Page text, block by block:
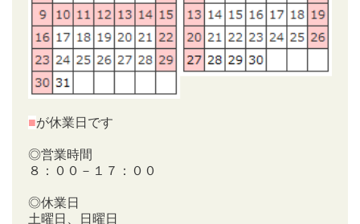
■が休業日です
◎営業時間
８：００－１７：００
◎休業日
土曜日、日曜日